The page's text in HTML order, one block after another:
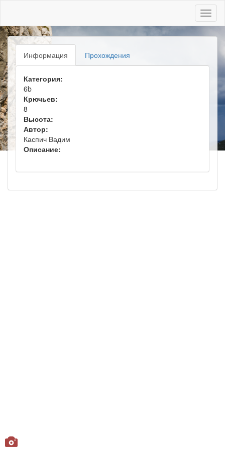
Информация Прохождения
Категория:
6b
Крючьев:
8
Высота:
Автор:
Каспич Вадим
Описание: